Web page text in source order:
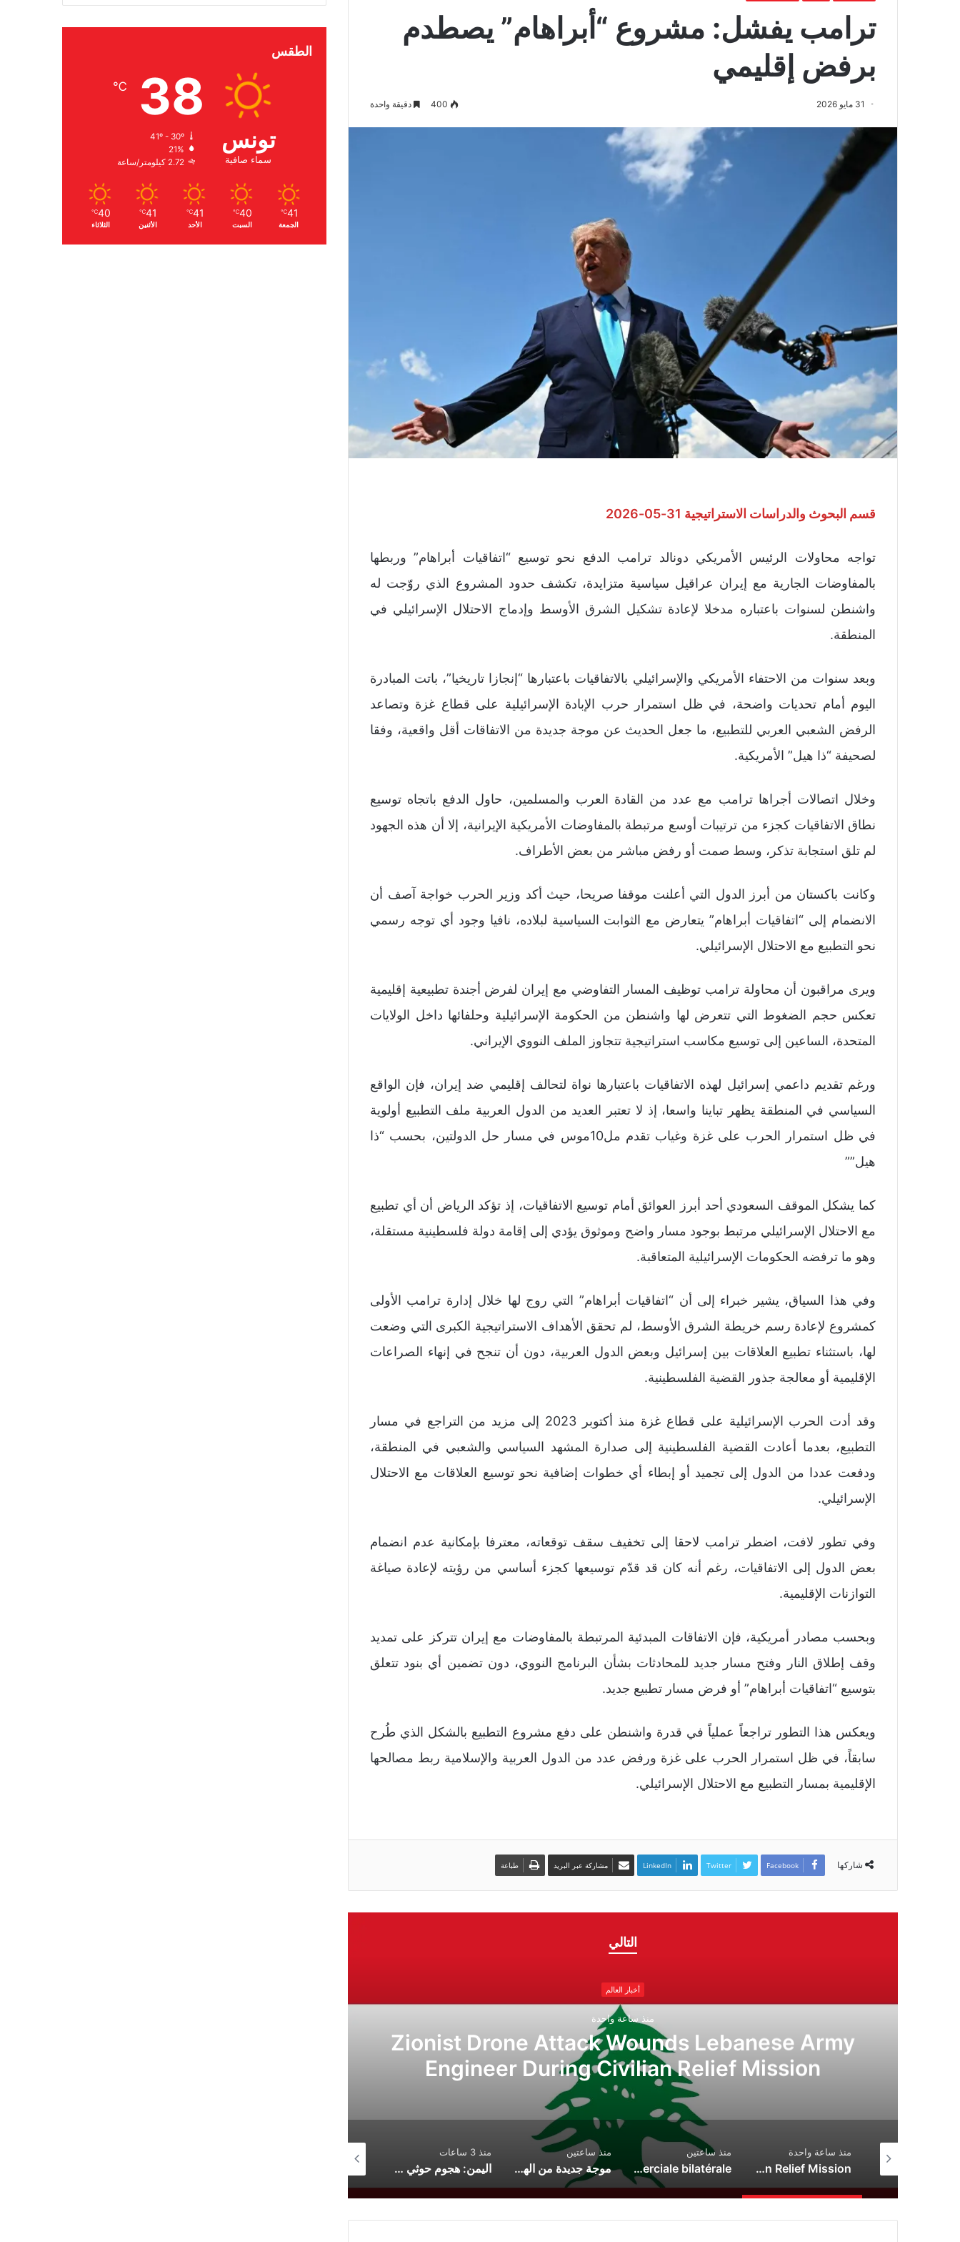
ترامب يفشل: مشروع “أبراهام” يصطدم
برفض إقليمي
31 مايو 2026 400 دقيقة واحدة
قسم البحوث والدراسات الاستراتيجية 31-05-2026
تواجه محاولات الرئيس الأمريكي دونالد ترامب الدفع نحو توسيع “اتفاقيات أبراهام” وربطها
بالمفاوضات الجارية مع إيران عراقيل سياسية متزايدة، تكشف حدود المشروع الذي روّجت له
واشنطن لسنوات باعتباره مدخلا لإعادة تشكيل الشرق الأوسط وإدماج الاحتلال الإسرائيلي في
المنطقة.
وبعد سنوات من الاحتفاء الأمريكي والإسرائيلي بالاتفاقيات باعتبارها “إنجازا تاريخيا”، باتت المبادرة
اليوم أمام تحديات واضحة، في ظل استمرار حرب الإبادة الإسرائيلية على قطاع غزة وتصاعد
الرفض الشعبي العربي للتطبيع، ما جعل الحديث عن موجة جديدة من الاتفاقات أقل واقعية، وفقا
لصحيفة “ذا هيل” الأمريكية.
وخلال اتصالات أجراها ترامب مع عدد من القادة العرب والمسلمين، حاول الدفع باتجاه توسيع
نطاق الاتفاقيات كجزء من ترتيبات أوسع مرتبطة بالمفاوضات الأمريكية الإيرانية، إلا أن هذه الجهود
لم تلق استجابة تذكر، وسط صمت أو رفض مباشر من بعض الأطراف.
وكانت باكستان من أبرز الدول التي أعلنت موقفا صريحا، حيث أكد وزير الحرب خواجة آصف أن
الانضمام إلى “اتفاقيات أبراهام” يتعارض مع الثوابت السياسية لبلاده، نافيا وجود أي توجه رسمي
نحو التطبيع مع الاحتلال الإسرائيلي.
ويرى مراقبون أن محاولة ترامب توظيف المسار التفاوضي مع إيران لفرض أجندة تطبيعية إقليمية
تعكس حجم الضغوط التي تتعرض لها واشنطن من الحكومة الإسرائيلية وحلفائها داخل الولايات
المتحدة، الساعين إلى توسيع مكاسب استراتيجية تتجاوز الملف النووي الإيراني.
ورغم تقديم داعمي إسرائيل لهذه الاتفاقيات باعتبارها نواة لتحالف إقليمي ضد إيران، فإن الواقع
السياسي في المنطقة يظهر تباينا واسعا، إذ لا تعتبر العديد من الدول العربية ملف التطبيع أولوية
في ظل استمرار الحرب على غزة وغياب تقدم مل10موس في مسار حل الدولتين، بحسب “ذا
هيل””
كما يشكل الموقف السعودي أحد أبرز العوائق أمام توسيع الاتفاقيات، إذ تؤكد الرياض أن أي تطبيع
مع الاحتلال الإسرائيلي مرتبط بوجود مسار واضح وموثوق يؤدي إلى إقامة دولة فلسطينية مستقلة،
وهو ما ترفضه الحكومات الإسرائيلية المتعاقبة.
وفي هذا السياق، يشير خبراء إلى أن “اتفاقيات أبراهام” التي روج لها خلال إدارة ترامب الأولى
كمشروع لإعادة رسم خريطة الشرق الأوسط، لم تحقق الأهداف الاستراتيجية الكبرى التي وضعت
لها، باستثناء تطبيع العلاقات بين إسرائيل وبعض الدول العربية، دون أن تنجح في إنهاء الصراعات
الإقليمية أو معالجة جذور القضية الفلسطينية.
وقد أدت الحرب الإسرائيلية على قطاع غزة منذ أكتوبر 2023 إلى مزيد من التراجع في مسار
التطبيع، بعدما أعادت القضية الفلسطينية إلى صدارة المشهد السياسي والشعبي في المنطقة،
ودفعت عددا من الدول إلى تجميد أو إبطاء أي خطوات إضافية نحو توسيع العلاقات مع الاحتلال
الإسرائيلي.
وفي تطور لافت، اضطر ترامب لاحقا إلى تخفيف سقف توقعاته، معترفا بإمكانية عدم انضمام
بعض الدول إلى الاتفاقيات، رغم أنه كان قد قدّم توسيعها كجزء أساسي من رؤيته لإعادة صياغة
التوازنات الإقليمية.
وبحسب مصادر أمريكية، فإن الاتفاقات المبدئية المرتبطة بالمفاوضات مع إيران تتركز على تمديد
وقف إطلاق النار وفتح مسار جديد للمحادثات بشأن البرنامج النووي، دون تضمين أي بنود تتعلق
بتوسيع “اتفاقيات أبراهام” أو فرض مسار تطبيع جديد.
ويعكس هذا التطور تراجعاً عملياً في قدرة واشنطن على دفع مشروع التطبيع بالشكل الذي طُرح
سابقاً، في ظل استمرار الحرب على غزة ورفض عدد من الدول العربية والإسلامية ربط مصالحها
الإقليمية بمسار التطبيع مع الاحتلال الإسرائيلي.
شاركها Facebook
Twitter
LinkedIn مشاركة عبر البريد طباعة
التالي
أخبار العالم
منذ ساعة واحدة
Zionist Drone Attack Wounds Lebanese Army
Engineer During Civilian Relief Mission
منذ ساعة واحدة
Zionist Drone Attack Wounds Lebanese Army Engineer During Civilian Relief Mission
منذ ساعتين
Le nouvel accord de partenariat touristique entre l’Espagne et la Tunisie : un catalyseur de la coopération économique et de l’intégration commerciale bilatérale
منذ ساعتين
موجة جديدة من الهجمات الأوكرانية تضرب العمق الروسي.. حريق ضخم في يكاترينبورغ وإسقاط مئات المسيّرات
منذ 3 ساعات
اليمن: هجوم حوثي بالصواريخ والمسيّرات على مواقع عسكرية شمال مأرب وسط تصاعد التوتر الإقليمي
الطقس
تونس
سماء صافية
38
℃
41º - 30º
21%
2.72 كيلومتر/ساعة
41
℃
الجمعة
40
℃
السبت
41
℃
الأحد
41
℃
الأثنين
40
℃
الثلاثاء